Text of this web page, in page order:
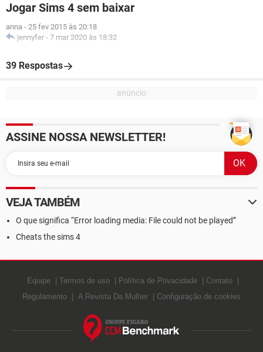
Jogar Sims 4 sem baixar
anna - 25 fev 2015 às 20:18
jennyfer - 7 mar 2020 às 18:32
39 Respostas
ASSINE NOSSA NEWSLETTER!
VEJA TAMBÉM
O que significa “Error loading media: File could not be played”
Cheats the sims 4
Equipe Termos de uso Política de Privacidade
Contato
Regulamento
A Revista Da Mulher Configuração de cookies